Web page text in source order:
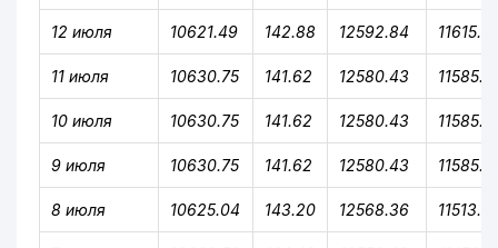
12 июля 10621.49 142.88 12592.84
11 июля 10630.75 141.62 12580.43
10 июля 10630.75 141.62 12580.43
9 июля 10630.75 141.62 12580.43
8 июля 10625.04 143.20 12568.36 11513.91